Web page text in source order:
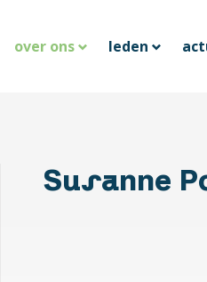
over ons leden
Susanne